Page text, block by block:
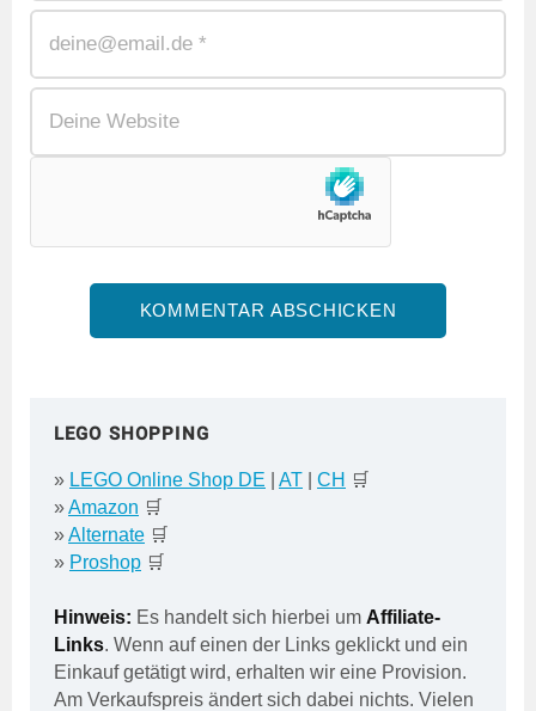
LEGO SHOPPING
» LEGO Online Shop DE AT CH 🛒
»Amazon 🛒
»Alternate 🛒
» Proshop 🛒
Hinweis: Es handelt sich hierbei um Affiliate-
Links. Wenn auf einen der Links geklickt und ein
Einkauf getätigt wird, erhalten wir eine Provision.
Am Verkaufspreis ändert sich dabei nichts. Vielen